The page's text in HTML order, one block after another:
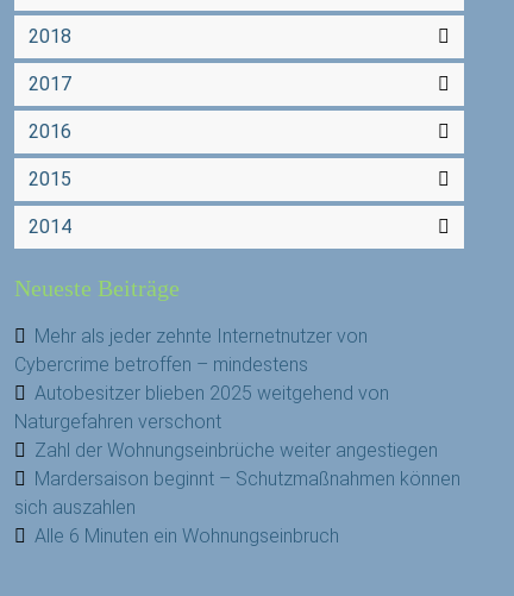
2018
2017
2016
2015
2014
Neueste Beiträge
Mehr als jeder zehnte Internetnutzer von
Cybercrime betroffen – mindestens
Autobesitzer blieben 2025 weitgehend von
Naturgefahren verschont
Zahl der Wohnungseinbrüche weiter angestiegen
Mardersaison beginnt – Schutzmaßnahmen können
sich auszahlen
Alle 6 Minuten ein Wohnungseinbruch